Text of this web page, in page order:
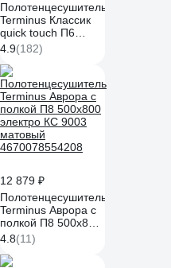
Полотенцесушитель
Terminus Классик
quick touch П6
500x650 левый
4670078531339
4.9(182)
12 879 ₽
Полотенцесушитель
Terminus Аврора с
полкой П8 500x800
электро КС 9003
матовый
4670078554208
4.8(11)